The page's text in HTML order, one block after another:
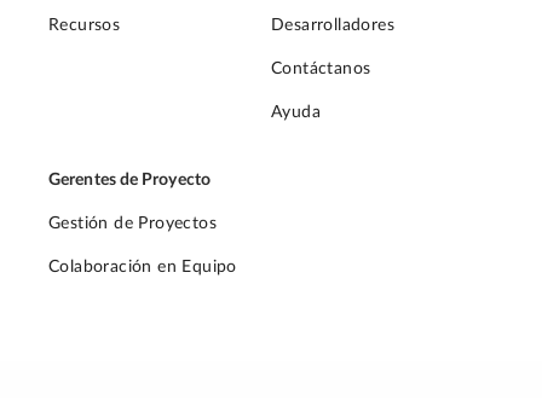
Recursos Desarrolladores
Contáctanos
Ayuda
Gerentes de Proyecto
Gestión de Proyectos
Colaboración en Equipo